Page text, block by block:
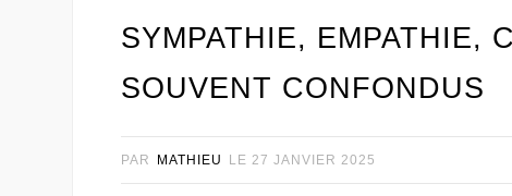
SYMPATHIE, EMPATHIE,
SOUVENT CONFONDUS
PAR MATHIEU LE 27 JANVIER 2025